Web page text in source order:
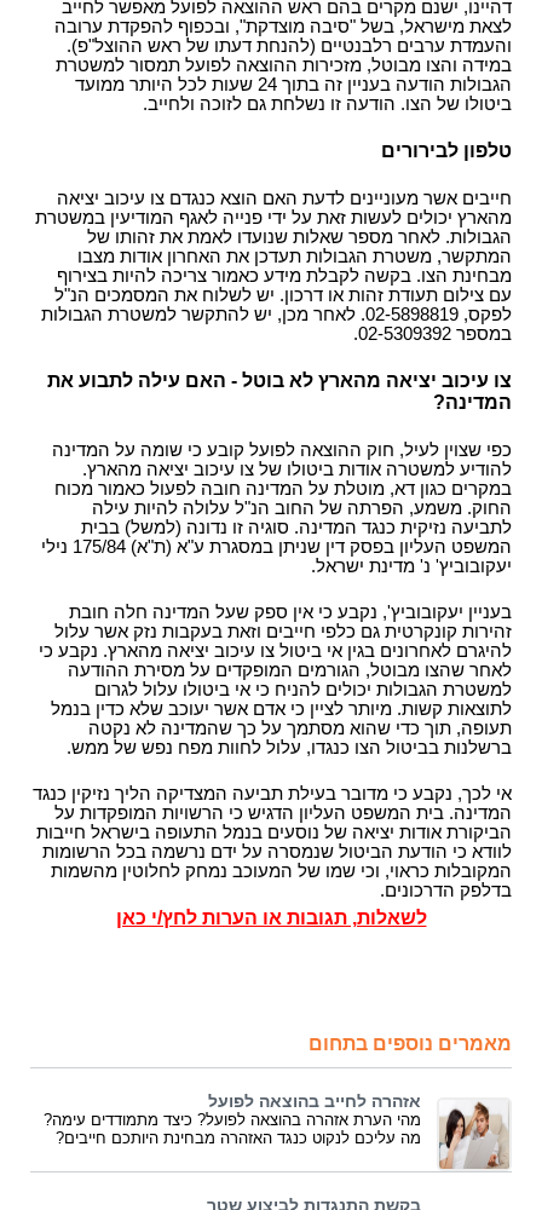
דהיינו, ישנם מקרים בהם ראש ההוצאה לפועל מאפשר לחייב
לצאת מישראל, בשל "סיבה מוצדקת", ובכפוף להפקדת ערובה
והעמדת ערבים רלבנטיים (להנחת דעתו של ראש ההוצל"פ).
במידה והצו מבוטל, מזכירות ההוצאה לפועל תמסור למשטרת
הגבולות הודעה בעניין זה בתוך 24 שעות לכל היותר ממועד
ביטולו של הצו. הודעה זו נשלחת גם לזוכה ולחייב.
טלפון לבירורים
חייבים אשר מעוניינים לדעת האם הוצא כנגדם צו עיכוב יציאה
מהארץ יכולים לעשות זאת על ידי פנייה לאגף המודיעין במשטרת
הגבולות. לאחר מספר שאלות שנועדו לאמת את זהותו של
המתקשר, משטרת הגבולות תעדכן את האחרון אודות מצבו
מבחינת הצו. בקשה לקבלת מידע כאמור צריכה להיות בצירוף
עם צילום תעודת זהות או דרכון. יש לשלוח את המסמכים הנ"ל
לפקס, 02-5898819. לאחר מכן, יש להתקשר למשטרת הגבולות
במספר 02-5309392.
צו עיכוב יציאה מהארץ לא בוטל - האם עילה לתבוע את
המדינה?
כפי שצוין לעיל, חוק ההוצאה לפועל קובע כי שומה על המדינה
להודיע למשטרה אודות ביטולו של צו עיכוב יציאה מהארץ.
במקרים כגון דא, מוטלת על המדינה חובה לפעול כאמור מכוח
החוק. משמע, הפרתה של החוב הנ"ל עלולה להיות עילה
לתביעה נזיקית כנגד המדינה. סוגיה זו נדונה (למשל) בבית
המשפט העליון בפסק דין שניתן במסגרת ע"א (ת"א) 175/84 נילי
יעקובוביץ' נ' מדינת ישראל.
בעניין יעקובוביץ', נקבע כי אין ספק שעל המדינה חלה חובת
זהירות קונקרטית גם כלפי חייבים וזאת בעקבות נזק אשר עלול
להיגרם לאחרונים בגין אי ביטול צו עיכוב יציאה מהארץ. נקבע כי
לאחר שהצו מבוטל, הגורמים המופקדים על מסירת ההודעה
למשטרת הגבולות יכולים להניח כי אי ביטולו עלול לגרום
לתוצאות קשות. מיותר לציין כי אדם אשר יעוכב שלא כדין בנמל
תעופה, תוך כדי שהוא מסתמך על כך שהמדינה לא נקטה
ברשלנות בביטול הצו כנגדו, עלול לחוות מפח נפש של ממש.
אי לכך, נקבע כי מדובר בעילת תביעה המצדיקה הליך נזיקין כנגד
המדינה. בית המשפט העליון הדגיש כי הרשויות המופקדות על
הביקורת אודות יציאה של נוסעים בנמל התעופה בישראל חייבות
לוודא כי הודעת הביטול שנמסרה על ידם נרשמה בכל הרשומות
המקובלות כראוי, וכי שמו של המעוכב נמחק לחלוטין מהשמות
בדלפק הדרכונים.
לשאלות, תגובות או הערות לחץ/י כאן
מאמרים נוספים בתחום
אזהרה לחייב בהוצאה לפועל
מהי הערת אזהרה בהוצאה לפועל? כיצד מתמודדים עימה?
מה עליכם לנקוט כנגד האזהרה מבחינת היותכם חייבים?
בקשת התנגדות לביצוע שטר